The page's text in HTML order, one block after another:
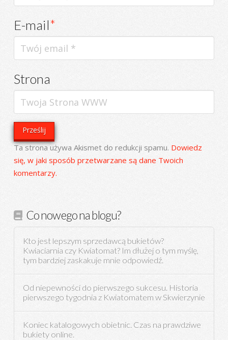
E-mail*
Strona
Ta strona używa Akismet do redukcji spamu. Dowiedz
się, w jaki sposób przetwarzane są dane Twoich
komentarzy.
Co nowego na blogu?
Kto jest lepszym sprzedawcą bukietów?
Kwiaciarnia czy Kwiatomat? Im dłużej o tym myślę,
tym bardziej zaskakuje mnie odpowiedź.
Od niepewności do pierwszego sukcesu. Historia
pierwszego tygodnia z Kwiatomatem w Skwierzynie
Koniec katalogowych obietnic. Czas na prawdziwe
bukiety online.